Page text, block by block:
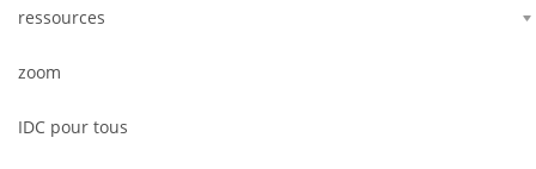
ressources
zoom
IDC pour tous